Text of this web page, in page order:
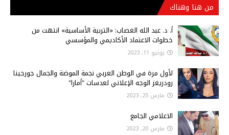
من هنا وهناك
أ‌. د. عبد الله الغصاب: «التربية الأساسية» انتهت من
خطوات الاعتماد الأكاديمي والمؤسسي
يونيو 11, 2023
لأول مرة في الوطن العربي نجمة الموضة والجمال جورجينا
رودريغز الوجه الإعلاني لعدسات "أمارا"
مارس 25, 2023
الاعلامي الجامع
مارس 20, 2023